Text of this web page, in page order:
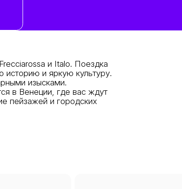
и Italo. Поездка
историю и яркую культуру.
изысками.
в Венеции, где вас ждут
пейзажей и городских